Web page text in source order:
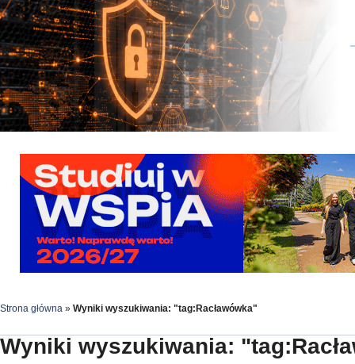
Strona główna » Wyniki wyszukiwania: "tag:Racławówka"
Wyniki wyszukiwania: